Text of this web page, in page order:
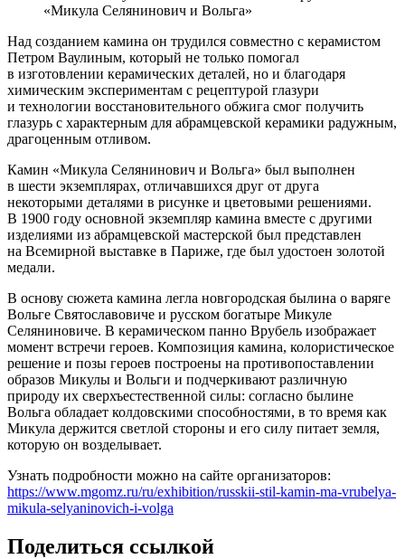
«Микула Селянинович и Вольга»
Над созданием камина он трудился совместно с керамистом
Петром Ваулиным, который не только помогал
в изготовлении керамических деталей, но и благодаря
химическим экспериментам с рецептурой глазури
и технологии восстановительного обжига смог получить
глазурь с характерным для абрамцевской керамики радужным,
драгоценным отливом.
Камин «Микула Селянинович и Вольга» был выполнен
в шести экземплярах, отличавшихся друг от друга
некоторыми деталями в рисунке и цветовыми решениями.
В 1900 году основной экземпляр камина вместе с другими
изделиями из абрамцевской мастерской был представлен
на Всемирной выставке в Париже, где был удостоен золотой
медали.
В основу сюжета камина легла новгородская былина о варяге
Вольге Святославовиче и русском богатыре Микуле
Селяниновиче. В керамическом панно Врубель изображает
момент встречи героев. Композиция камина, колористическое
решение и позы героев построены на противопоставлении
образов Микулы и Вольги и подчеркивают различную
природу их сверхъестественной силы: согласно былине
Вольга обладает колдовскими способностями, в то время как
Микула держится светлой стороны и его силу питает земля,
которую он возделывает.
Узнать подробности можно на сайте организаторов:
https://www.mgomz.ru/ru/exhibition/russkii-stil-kamin-ma-vrubelya-
mikula-selyaninovich-i-volga
Поделиться ссылкой